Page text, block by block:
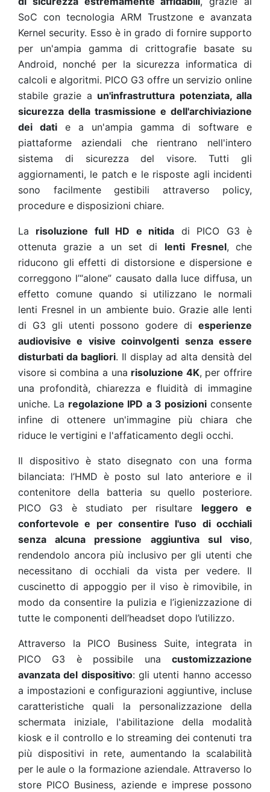
SoC con tecnologia ARM Trustzone e avanzata
Kernel security. Esso è in grado di fornire supporto
per un'ampia gamma di crittografie basate su
Android, nonché per la sicurezza informatica di
calcoli e algoritmi. PICO G3 offre un servizio online
stabile grazie a un'infrastruttura potenziata, alla
sicurezza della trasmissione e dell'archiviazione
dei dati e a un'ampia gamma di software e
piattaforme aziendali che rientrano nell'intero
sistema di sicurezza del visore. Tutti gli
aggiornamenti, le patch e le risposte agli incidenti
sono facilmente gestibili attraverso policy,
procedure e disposizioni chiare.
La risoluzione full HD e nitida di PICO G3 è
ottenuta grazie a un set di lenti Fresnel, che
riducono gli effetti di distorsione e dispersione e
correggono l’“alone” causato dalla luce diffusa, un
effetto comune quando si utilizzano le normali
lenti Fresnel in un ambiente buio. Grazie alle lenti
di G3 gli utenti possono godere di esperienze
audiovisive e visive coinvolgenti senza essere
disturbati da bagliori. Il display ad alta densità del
visore si combina a una risoluzione 4K, per offrire
una profondità, chiarezza e fluidità di immagine
uniche. La regolazione IPD a 3 posizioniconsente
infine di ottenere un'immagine più chiara che
riduce le vertigini e l'affaticamento degli occhi.
Il dispositivo è stato disegnato con una forma
bilanciata: l’HMD è posto sul lato anteriore e il
contenitore della batteria su quello posteriore.
PICO G3 è studiato per risultare leggero e
confortevole e per consentire l'uso di occhiali
senza alcuna pressione aggiuntiva sul viso,
rendendolo ancora più inclusivo per gli utenti che
necessitano di occhiali da vista per vedere. Il
cuscinetto di appoggio per il viso è rimovibile, in
modo da consentire la pulizia e l’igienizzazione di
tutte le componenti dell’headset dopo l’utilizzo.
Attraverso la PICO Business Suite, integrata in
PICO G3 è possibile una customizzazione
avanzata del dispositivo: gli utenti hanno accesso
a impostazioni e configurazioni aggiuntive, incluse
caratteristiche quali la personalizzazione della
schermata iniziale, l'abilitazione della modalità
kiosk e il controllo e lo streaming dei contenuti tra
più dispositivi in rete, aumentando la scalabilità
per le aule o la formazione aziendale. Attraverso lo
store PICO Business, aziende e imprese possono